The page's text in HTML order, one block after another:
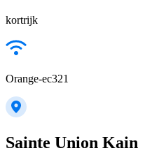
kortrijk
Orange-ec321
Sainte Union Kain